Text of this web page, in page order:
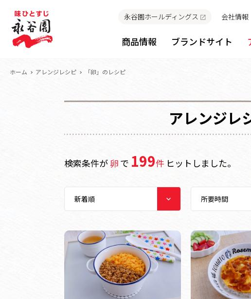
永谷園ホールディングス 会社情報
商品情報 ブランドサイト
ホーム アレンジレシピ 「卵」のレシピ
アレンジレ
検索条件が卵で 199件 ヒットしました。